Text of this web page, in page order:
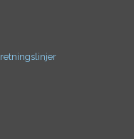
retningslinjer